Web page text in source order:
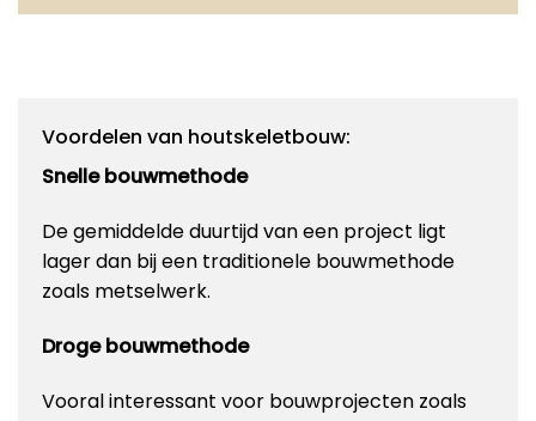
Voordelen van houtskeletbouw:
Snelle bouwmethode
De gemiddelde duurtijd van een project ligt
lager dan bij een traditionele bouwmethode
zoals metselwerk.
Droge bouwmethode
Vooral interessant voor bouwprojecten zoals